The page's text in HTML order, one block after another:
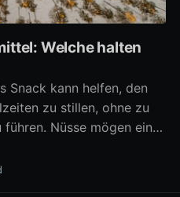
Welche halten
Snack kann helfen, den
zu stillen, ohne zu
Nüsse mögen ein
sein, aber sie sind
das